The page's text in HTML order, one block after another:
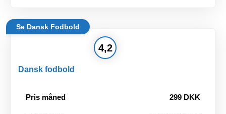
Se Dansk Fodbold
Dansk fodbold
4,2
Pris måned 299 DKK